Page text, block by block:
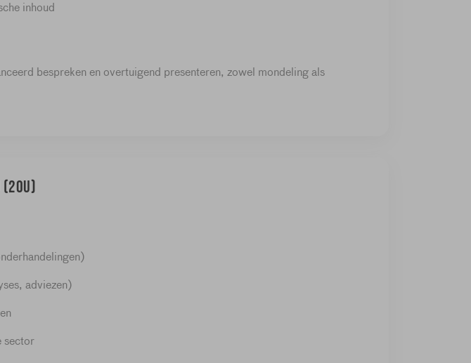
inhoud
bespreken en overtuigend presenteren, zowel mondeling als
adviezen)
sector